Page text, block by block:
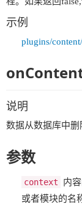
示例
plugins/
说明
数据从数据库中
参数
context
内
或者模块的名